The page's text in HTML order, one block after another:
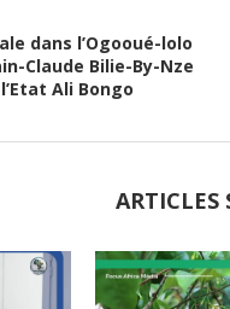
dans l’Ogooué-lolo
Claude Bilie-By-Nze
Ali Bongo
ARTICLES